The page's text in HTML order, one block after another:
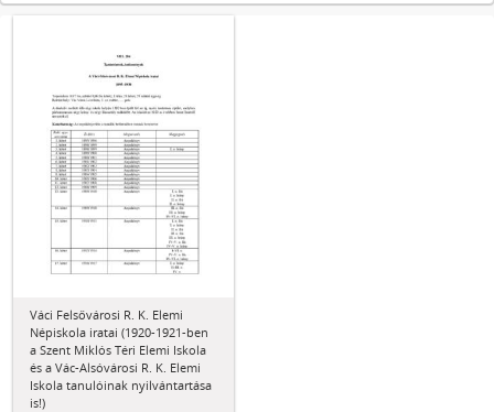
Váci Felsővárosi R. K. Elemi
Népiskola iratai (1920-1921-ben
a Szent Miklós Téri Elemi Iskola
és a Vác-Alsóvárosi R. K. Elemi
Iskola tanulóinak nyilvántartása
is!)